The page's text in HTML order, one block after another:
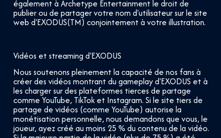
également à Archetype Entertainment le droit de
publier ou de partager votre nom d'utilisateur sur le site
web d'EXODUS(TM) conjointement à votre illustration.
Vidéos et streaming d'EXODUS
Nous soutenons pleinement la capacité de nos fans à
créer des vidéos montrant du gameplay d'EXODUS et à
les charger sur des plateformes tierces de partage
comme YouTube, TikTok et Instagram. Si le site tiers de
partage de vidéos (comme YouTube) autorise la
monétisation personnelle, nous demandons que vous, le
joueur, ayez créé au moins 25 % du contenu de la vidéo.